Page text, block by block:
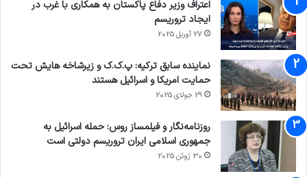
اعتراف وزیر دفاع پاکستان به همکاری با غرب در
ایجاد تروریسم
27 آوریل 2025
نماینده سابق ترکیه: پ.ک.ک و زیرشاخه هایش تحت
حمایت امریکا و اسرائیل هستند
29 جولای 2025
روزنامه‌نگار و فیلمساز روس: حمله اسرائیل به
جمهوری اسلامی ایران تروریسم دولتی است
30 ژوئن 2025